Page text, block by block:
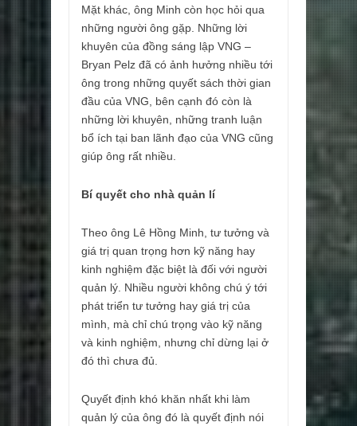
Mặt khác, ông Minh còn học hỏi qua
những người ông gặp. Những lời
khuyên của đồng sáng lập VNG –
Bryan Pelz đã có ảnh hưởng nhiều tới
ông trong những quyết sách thời gian
đầu của VNG, bên cạnh đó còn là
những lời khuyên, những tranh luận
bổ ích tại ban lãnh đạo của VNG cũng
giúp ông rất nhiều.
Bí quyết cho nhà quản lí
Theo ông Lê Hồng Minh, tư tưởng và
giá trị quan trọng hơn kỹ năng hay
kinh nghiệm đặc biệt là đối với người
quản lý. Nhiều người không chú ý tới
phát triển tư tưởng hay giá trị của
mình, mà chỉ chú trọng vào kỹ năng
và kinh nghiệm, nhưng chỉ dừng lại ở
đó thì chưa đủ.
Quyết định khó khăn nhất khi làm
quản lý của ông đó là quyết định nói